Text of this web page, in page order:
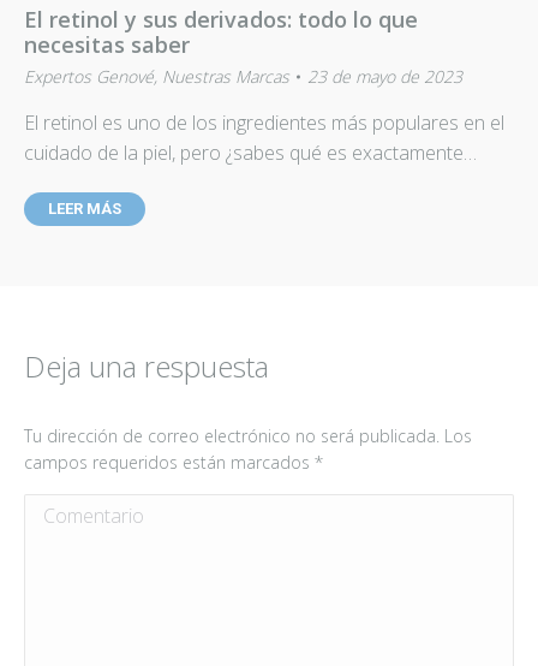
El retinol y sus derivados: todo lo que
necesitas saber
Expertos Genové, Nuestras Marcas 23 de mayo de 2023
El retinol es uno de los ingredientes más populares en el
cuidado de la piel, pero ¿sabes qué es exactamente…
LEER MÁS
Deja una respuesta
Tu dirección de correo electrónico no será publicada. Los
campos requeridos están marcados *
Comentario